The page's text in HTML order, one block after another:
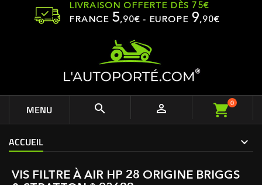
LIVRAISON OFFERTE DÈS 75€
FRANCE 5,90€ - EUROPE 9,90€
MENU   0
ACCUEIL
VIS FILTRE À AIR HP 28 ORIGINE BRIGGS